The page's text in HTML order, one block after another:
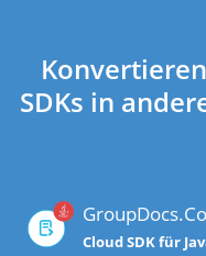
SDKs in
Cloud SDK für